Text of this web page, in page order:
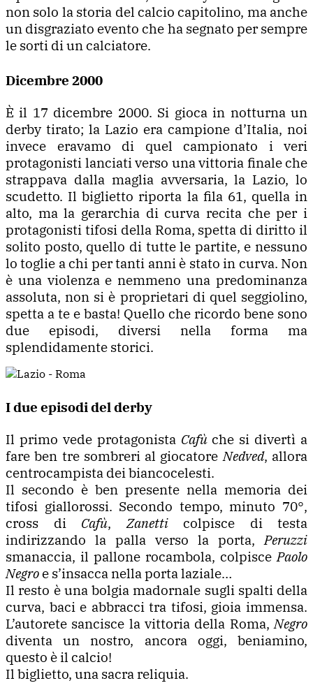
non solo la storia del calcio capitolino, ma anche
un disgraziato evento che ha segnato per sempre
le sorti di un calciatore.
Dicembre 2000
È il 17 dicembre 2000. Si gioca in notturna un
derby tirato; la Lazio era campione d’Italia, noi
invece eravamo di quel campionato i veri
protagonisti lanciati verso una vittoria finale che
strappava dalla maglia avversaria, la Lazio, lo
scudetto. Il biglietto riporta la fila 61, quella in
alto, ma la gerarchia di curva recita che per i
protagonisti tifosi della Roma, spetta di diritto il
solito posto, quello di tutte le partite, e nessuno
lo toglie a chi per tanti anni è stato in curva. Non
è una violenza e nemmeno una predominanza
assoluta, non si è proprietari di quel seggiolino,
spetta a te e basta! Quello che ricordo bene sono
due episodi, diversi nella forma ma
splendidamente storici.
I due episodi del derby
Il primo vede protagonista Cafùche si divertì a
fare ben tre sombreri al giocatore Nedved, allora
centrocampista dei biancocelesti.
Il secondo è ben presente nella memoria dei
tifosi giallorossi. Secondo tempo, minuto 70°,
cross di Cafù, Zanetticolpisce di testa
indirizzando la palla verso la porta, Peruzzi
smanaccia, il pallone rocambola, colpisce Paolo
Negroe s’insacca nella porta laziale…
Il resto è una bolgia madornale sugli spalti della
curva, baci e abbracci tra tifosi, gioia immensa.
L’autorete sancisce la vittoria della Roma, Negro
diventa un nostro, ancora oggi, beniamino,
questo è il calcio!
Il biglietto, una sacra reliquia.